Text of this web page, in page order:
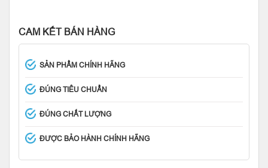
CAM KẾT BÁN HÀNG
SẢN PHẨM CHÍNH HÃNG
ĐÚNG TIÊU CHUẨN
ĐÚNG CHẤT LƯỢNG
ĐƯỢC BẢO HÀNH CHÍNH HÃNG